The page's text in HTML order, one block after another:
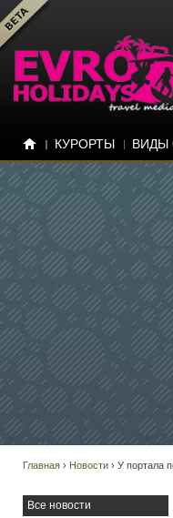
КУРОРТЫ ВИДЫ
Главная › Новости › У портала
Все новости